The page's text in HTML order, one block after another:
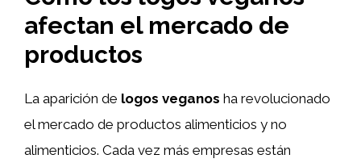
afectan el mercado de
productos
La aparición de logos veganos ha revolucionado
el mercado de productos alimenticios y no
alimenticios. Cada vez más empresas están